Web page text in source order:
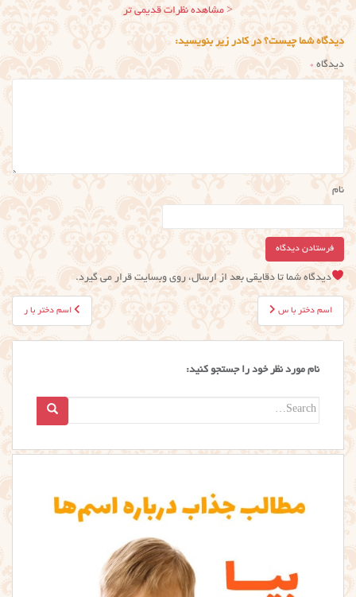
ناوبری
نظر
< مشاهده نظرات قدیمی تر
دیدگاه شما چیست؟ در کادر زیر بنویسید:
دیدگاه*
نام
دیدگاه شما تا دقایقی بعد از ارسال، روی وبسایت قرار می گیرد.
راهبری
نوشته
اسم دختر با ر اسم دختر با س
نام مورد نظر خود را جستجو کنید:
Search